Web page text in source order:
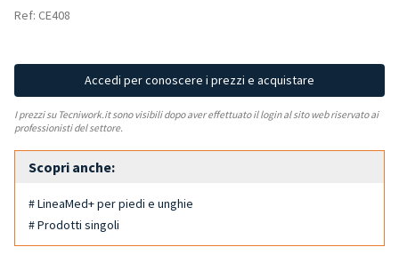
Ref: CE408
Accedi per conoscere i prezzi e acquistare
I prezzi su Tecniwork.it sono visibili dopo aver effettuato il login al sito web riservato ai
professionisti del settore.
Scopri anche:
# LineaMed+ per piedi e unghie
# Prodotti singoli